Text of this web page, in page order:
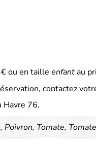
ou en taille enfantau
contactez
Havre 76.
, Poivron, Tomate,